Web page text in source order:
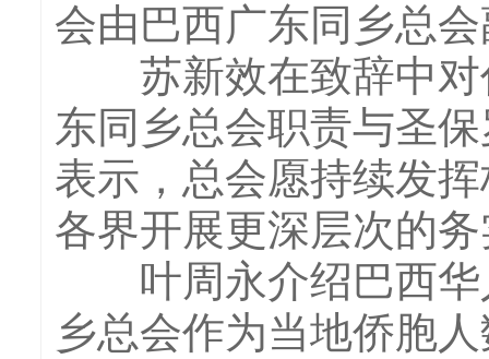
会由巴西广东同乡总
苏新效在致辞中对
东同乡总会职责与圣
表示，总会愿持续发
各界开展更深层次的
叶周永介绍巴西华
乡总会作为当地侨胞